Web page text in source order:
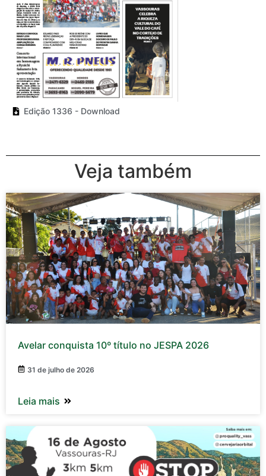
Edição 1336 - Download
Veja também
Avelar conquista 10º título no JESPA 2026
31 de julho de 2026
Leia mais